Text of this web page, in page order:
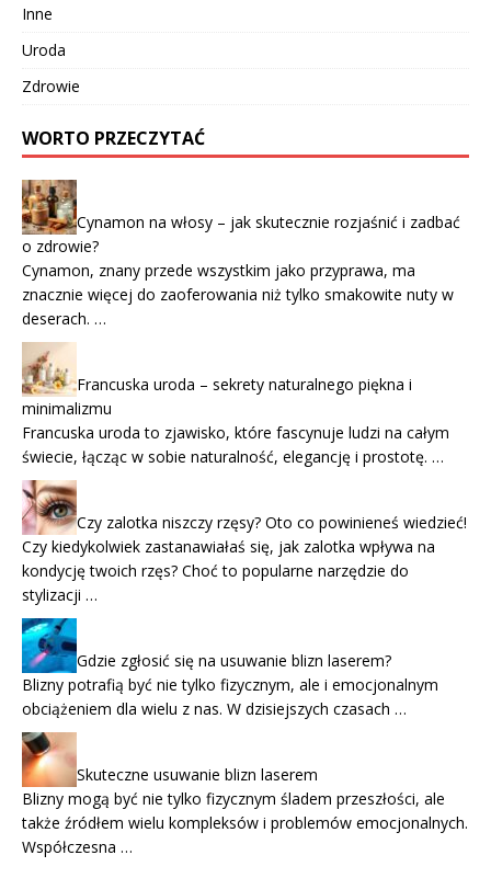
Inne
Uroda
Zdrowie
WORTO PRZECZYTAĆ
Cynamon na włosy – jak skutecznie rozjaśnić i zadbać
o zdrowie?
Cynamon, znany przede wszystkim jako przyprawa, ma
znacznie więcej do zaoferowania niż tylko smakowite nuty w
deserach. …
Francuska uroda – sekrety naturalnego piękna i
minimalizmu
Francuska uroda to zjawisko, które fascynuje ludzi na całym
świecie, łącząc w sobie naturalność, elegancję i prostotę. …
Czy zalotka niszczy rzęsy? Oto co powinieneś wiedzieć!
Czy kiedykolwiek zastanawiałaś się, jak zalotka wpływa na
kondycję twoich rzęs? Choć to popularne narzędzie do
stylizacji …
Gdzie zgłosić się na usuwanie blizn laserem?
Blizny potrafią być nie tylko fizycznym, ale i emocjonalnym
obciążeniem dla wielu z nas. W dzisiejszych czasach …
Skuteczne usuwanie blizn laserem
Blizny mogą być nie tylko fizycznym śladem przeszłości, ale
także źródłem wielu kompleksów i problemów emocjonalnych.
Współczesna …